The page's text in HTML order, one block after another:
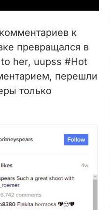
к
превращался в
her, uupss #Hot
перешли
только